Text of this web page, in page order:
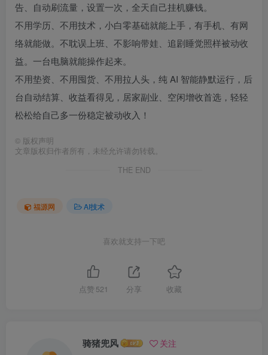
告、自动刷流量，设置一次，全天自己挂机赚钱。
不用学历、不用技术，小白零基础就能上手，有手机、有网
络就能做。不耽误上班、不影响带娃、追剧睡觉照样被动收
益。一台电脑就能操作起来。
不用垫资、不用囤货、不用拉人头，纯 AI 智能静默运行，后
台自动结算、收益看得见，居家副业、空闲增收首选，轻轻
松松给自己多一份稳定被动收入！
© 版权声明
文章版权归作者所有，未经允许请勿转载。
THE END
福源网 AI技术
喜欢就支持一下吧
点赞 521 分享 收藏
骑猪兜风 关注